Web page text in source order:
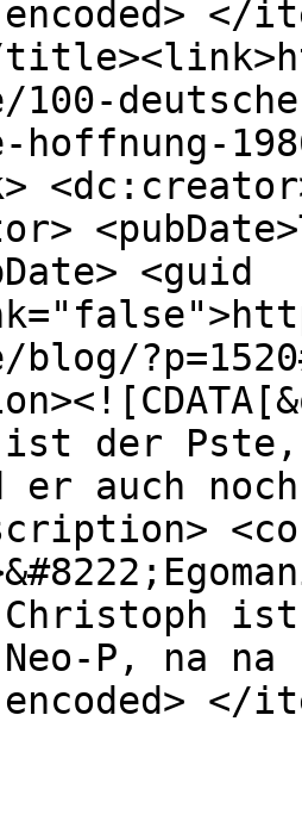
</
100-
<guid
blog/
ist der
auch noch
Christoph
Neo-P, na
</